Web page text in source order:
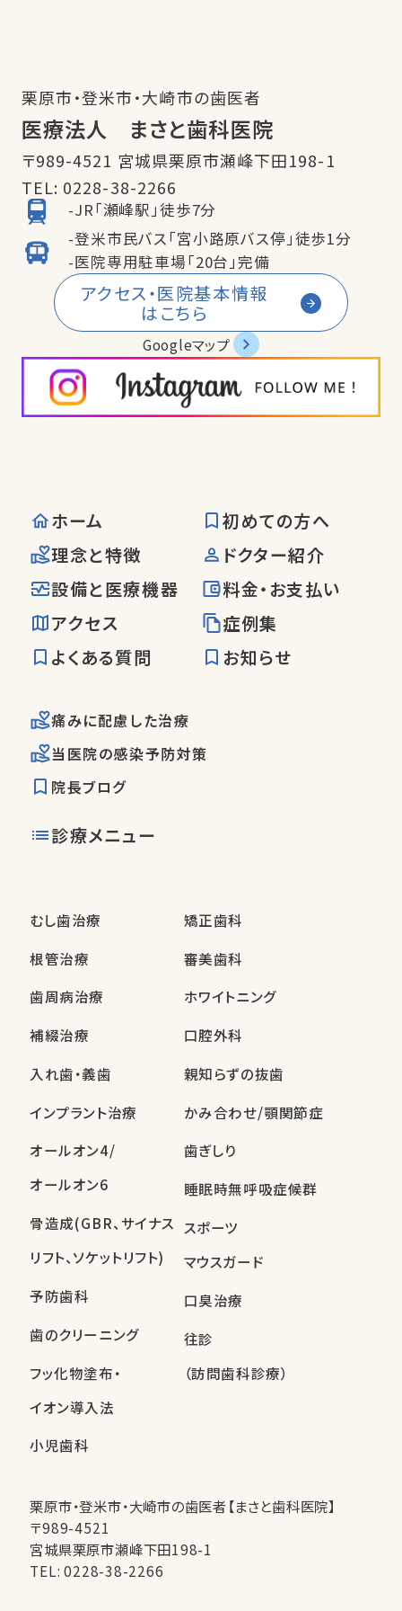
栗原市・登米市・大崎市の歯医者
医療法人 まさと歯科医院
〒989-4521 宮城県栗原市瀬峰下田198-1
TEL: 0228-38-2266
-JR「瀬峰駅」徒歩7分
-登米市民バス「宮小路原バス停」徒歩1分
-医院専用駐車場「20台」完備
アクセス・医院基本情報
はこちら
Googleマップ
ホーム
初めての方へ
理念と特徴
ドクター紹介
設備と医療機器
料金・お支払い
アクセス
症例集
よくある質問
お知らせ
痛みに配慮した治療
当医院の感染予防対策
院長ブログ
診療メニュー
むし歯治療
根管治療
歯周病治療
補綴治療
入れ歯・義歯
インプラント治療
オールオン4/
オールオン6
骨造成(GBR、サイナス
リフト、ソケットリフト)
予防歯科
歯のクリーニング
フッ化物塗布・
イオン導入法
小児歯科
矯正歯科
審美歯科
ホワイトニング
口腔外科
親知らずの抜歯
かみ合わせ/顎関節症
歯ぎしり
睡眠時無呼吸症候群
スポーツ
マウスガード
口臭治療
往診
（訪問歯科診療）
栗原市・登米市・大崎市の歯医者【まさと歯科医院】
〒989-4521
宮城県栗原市瀬峰下田198-1
TEL:0228-38-2266